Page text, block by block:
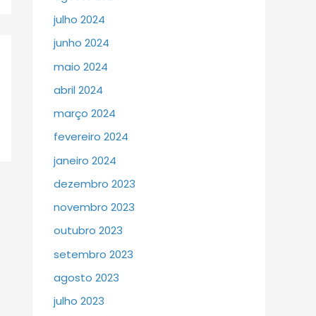
julho 2024
junho 2024
maio 2024
abril 2024
março 2024
fevereiro 2024
janeiro 2024
dezembro 2023
novembro 2023
outubro 2023
setembro 2023
agosto 2023
julho 2023